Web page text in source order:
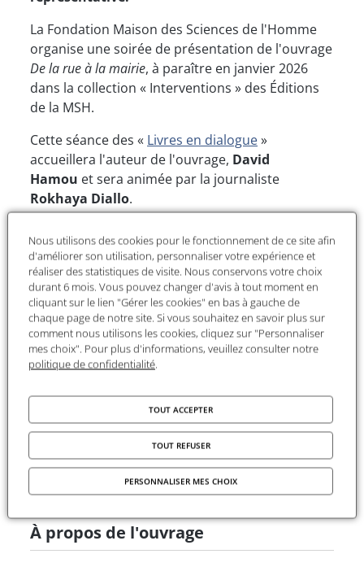
La Fondation Maison des Sciences de l'Homme
organise une soirée de présentation de l'ouvrage
De la rue à la mairie, à paraître en janvier 2026
dans la collection « Interventions » des Éditions
de la MSH.
Cette séance des « Livres en dialogue»
accueillera l'auteur de l'ouvrage, David
Hamou et sera animée par la journaliste
Rokhaya Diallo.
possibilité de poser toutes vos questions à nos
invité.e.s.
→Regarder le replay sur Canal-U
S'inscrire
Replay de la rencontre
Canal-U.tv est désactivé. Accepter
À propos de l'ouvrage
Nous utilisons des cookies pour le fonctionnement de ce site afin
d'améliorer son utilisation, personnaliser votre expérience et
réaliser des statistiques de visite. Nous conservons votre choix
durant 6 mois. Vous pouvez changer d'avis à tout moment en
cliquant sur le lien "Gérer les cookies" en bas à gauche de
chaque page de notre site. Si vous souhaitez en savoir plus sur
comment nous utilisons les cookies, cliquez sur "Personnaliser
mes choix". Pour plus d'informations, veuillez consulter notre
politique de confidentialité.
TOUT ACCEPTER
TOUT REFUSER
PERSONNALISER MES CHOIX